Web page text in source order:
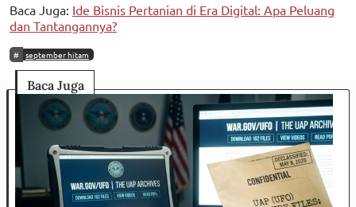
Baca Juga: Ide Bisnis Pertanian di Era Digital: Apa Peluang
dan Tantangannya?
september hitam
Baca Juga